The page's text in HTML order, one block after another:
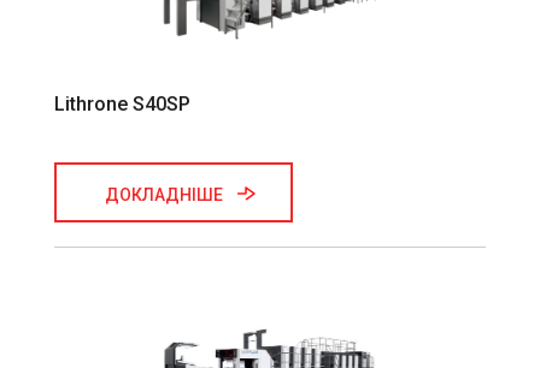
Lithrone S40SP
ДОКЛАДНІШЕ